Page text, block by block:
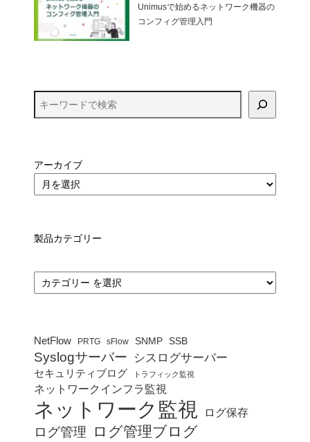
Unimusで始めるネットワーク機器の
コンフィグ管理入門
アーカイブ
製品カテゴリー
カ
テ
ゴ
NetFlow PRTG sFlow SNMP SSB
Syslogサーバー シスログサーバー
セキュリティブログ トラフィック監視
ネットワークインフラ監視
ネットワーク監視 ログ保存
ログ管理
ログ管理ブログ